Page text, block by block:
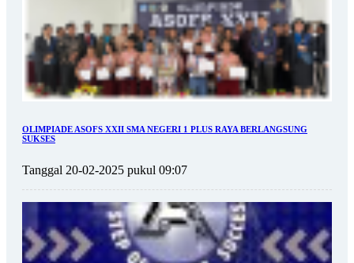
OLIMPIADE ASOFS XXII SMA NEGERI 1 PLUS RAYA BERLANGSUNG
SUKSES
Tanggal 20-02-2025 pukul 09:07